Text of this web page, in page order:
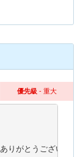
優先級 - 重大
りがとうございます